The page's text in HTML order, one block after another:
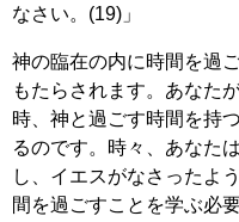
なさい。(19)」
神の臨在の内に時間を過
もたらされます。あなた
時、神と過ごす時間を持
るのです。時々、あなた
し、イエスがなさったよ
間を過ごすことを学ぶ必